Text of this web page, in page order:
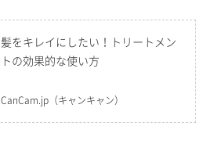
髪をキレイにしたい！トリートメン
トの効果的な使い方
CanCam.jp （キャンキャン）